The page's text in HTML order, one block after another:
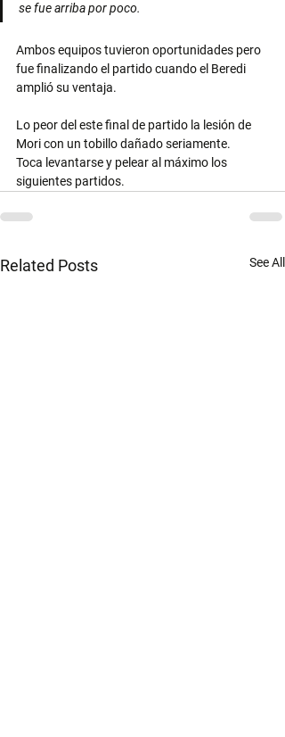
se fue arriba por poco.
Ambos equipos tuvieron oportunidades pero
fue finalizando el partido cuando el Beredi
amplió su ventaja.
Lo peor del este final de partido la lesión de
Mori con un tobillo dañado seriamente.
Toca levantarse y pelear al máximo los
siguientes partidos.
Related Posts See All